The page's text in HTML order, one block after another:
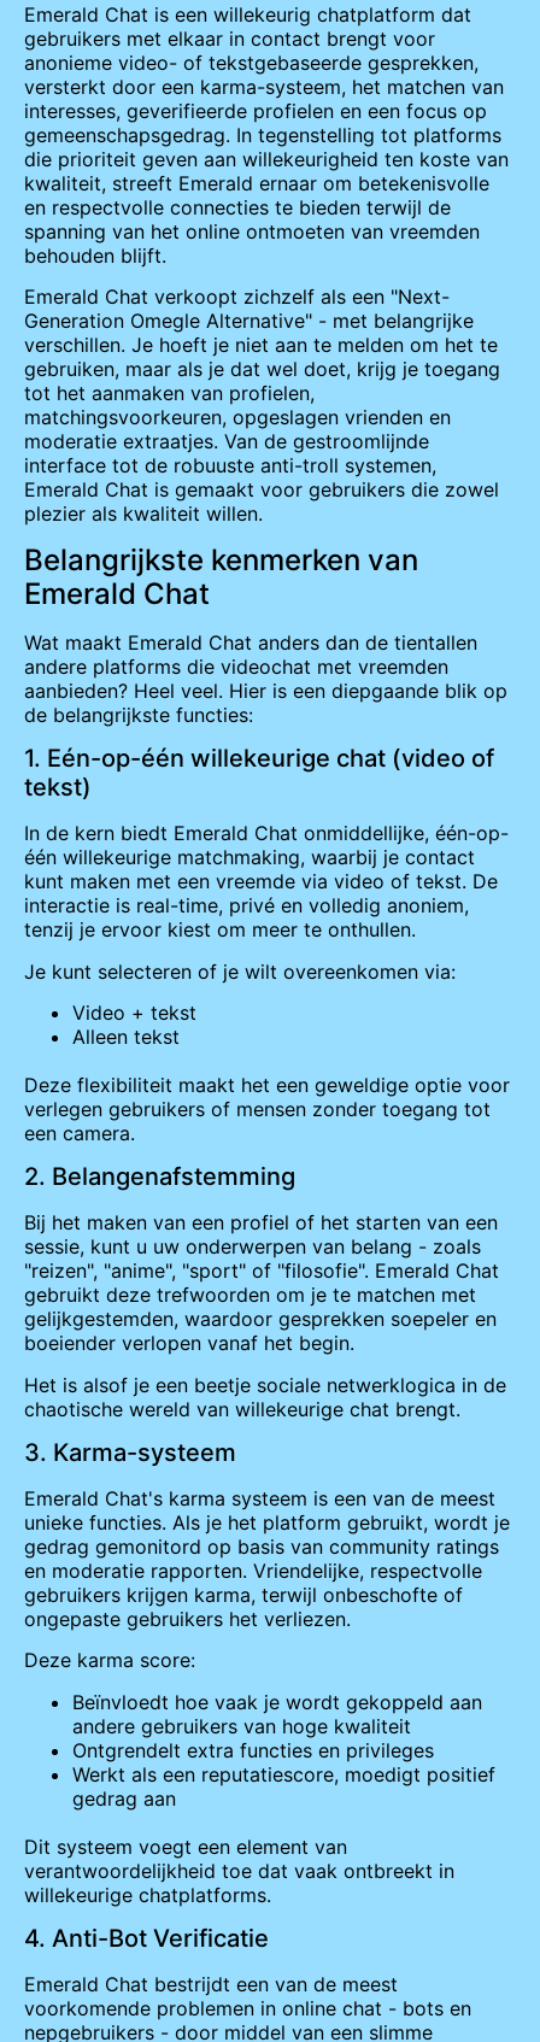
Emerald Chat is een willekeurig chatplatform dat
gebruikers met elkaar in contact brengt voor
anonieme video- of tekstgebaseerde gesprekken,
versterkt door een karma-systeem, het matchen van
interesses, geverifieerde profielen en een focus op
gemeenschapsgedrag. In tegenstelling tot platforms
die prioriteit geven aan willekeurigheid ten koste van
kwaliteit, streeft Emerald ernaar om betekenisvolle
en respectvolle connecties te bieden terwijl de
spanning van het online ontmoeten van vreemden
behouden blijft.
Emerald Chat verkoopt zichzelf als een "Next-
Generation Omegle Alternative" - met belangrijke
verschillen. Je hoeft je niet aan te melden om het te
gebruiken, maar als je dat wel doet, krijg je toegang
tot het aanmaken van profielen,
matchingsvoorkeuren, opgeslagen vrienden en
moderatie extraatjes. Van de gestroomlijnde
interface tot de robuuste anti-troll systemen,
Emerald Chat is gemaakt voor gebruikers die zowel
plezier als kwaliteit willen.
Belangrijkste kenmerken van
Emerald Chat
Wat maakt Emerald Chat anders dan de tientallen
andere platforms die videochat met vreemden
aanbieden? Heel veel. Hier is een diepgaande blik op
de belangrijkste functies:
1. Eén-op-één willekeurige chat (video of
tekst)
In de kern biedt Emerald Chat onmiddellijke, één-op-
één willekeurige matchmaking, waarbij je contact
kunt maken met een vreemde via video of tekst. De
interactie is real-time, privé en volledig anoniem,
tenzij je ervoor kiest om meer te onthullen.
Je kunt selecteren of je wilt overeenkomen via:
Video + tekst
Alleen tekst
Deze flexibiliteit maakt het een geweldige optie voor
verlegen gebruikers of mensen zonder toegang tot
een camera.
2. Belangenafstemming
Bij het maken van een profiel of het starten van een
sessie, kunt u uw onderwerpen van belang - zoals
"reizen", "anime", "sport" of "filosofie". Emerald Chat
gebruikt deze trefwoorden om je te matchen met
gelijkgestemden, waardoor gesprekken soepeler en
boeiender verlopen vanaf het begin.
Het is alsof je een beetje sociale netwerklogica in de
chaotische wereld van willekeurige chat brengt.
3. Karma-systeem
Emerald Chat's karma systeem is een van de meest
unieke functies. Als je het platform gebruikt, wordt je
gedrag gemonitord op basis van community ratings
en moderatie rapporten. Vriendelijke, respectvolle
gebruikers krijgen karma, terwijl onbeschofte of
ongepaste gebruikers het verliezen.
Deze karma score:
Beïnvloedt hoe vaak je wordt gekoppeld aan
andere gebruikers van hoge kwaliteit
Ontgrendelt extra functies en privileges
Werkt als een reputatiescore, moedigt positief
gedrag aan
Dit systeem voegt een element van
verantwoordelijkheid toe dat vaak ontbreekt in
willekeurige chatplatforms.
4. Anti-Bot Verificatie
Emerald Chat bestrijdt een van de meest
voorkomende problemen in online chat - bots en
nepgebruikers - door middel van een slimme